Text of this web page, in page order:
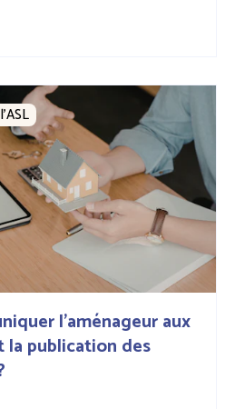
l'aménageur aux
la publication des